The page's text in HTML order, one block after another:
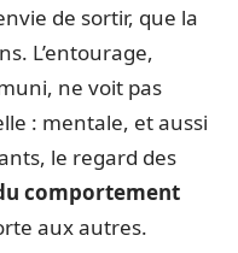
de sortir, que la
L’entourage,
ne voit pas
: mentale, et aussi
le regard des
comportement
aux autres.